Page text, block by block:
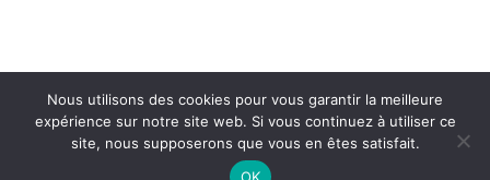
On Air : ARNETT COBB
Nous utilisons des cookies pour vous garantir la meilleure
expérience sur notre site web. Si vous continuez à utiliser ce
site, nous supposerons que vous en êtes satisfait.
OK